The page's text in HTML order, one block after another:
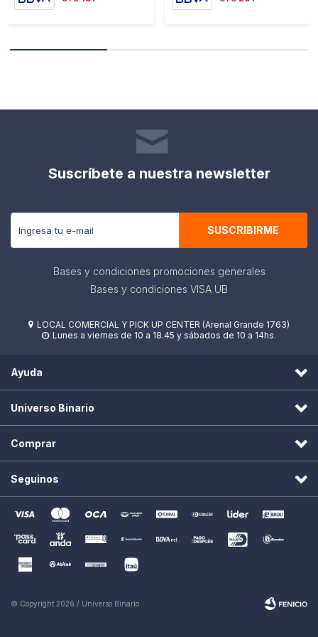
Suscríbete a nuestra newsletter
SUSCRIBIRME
Bases y condiciones promociones generales
Bases y condiciones VISA UB
 LOCAL COMERCIAL Y PICK UP CENTER (Arenal Grande 1763)
 Lunes a viernes de 10 a 18.45 y sábados de 10 a 14hs.
Ayuda
Universo Binario
Comprar
Seguinos
© Copyright 2026 / Universo Binario